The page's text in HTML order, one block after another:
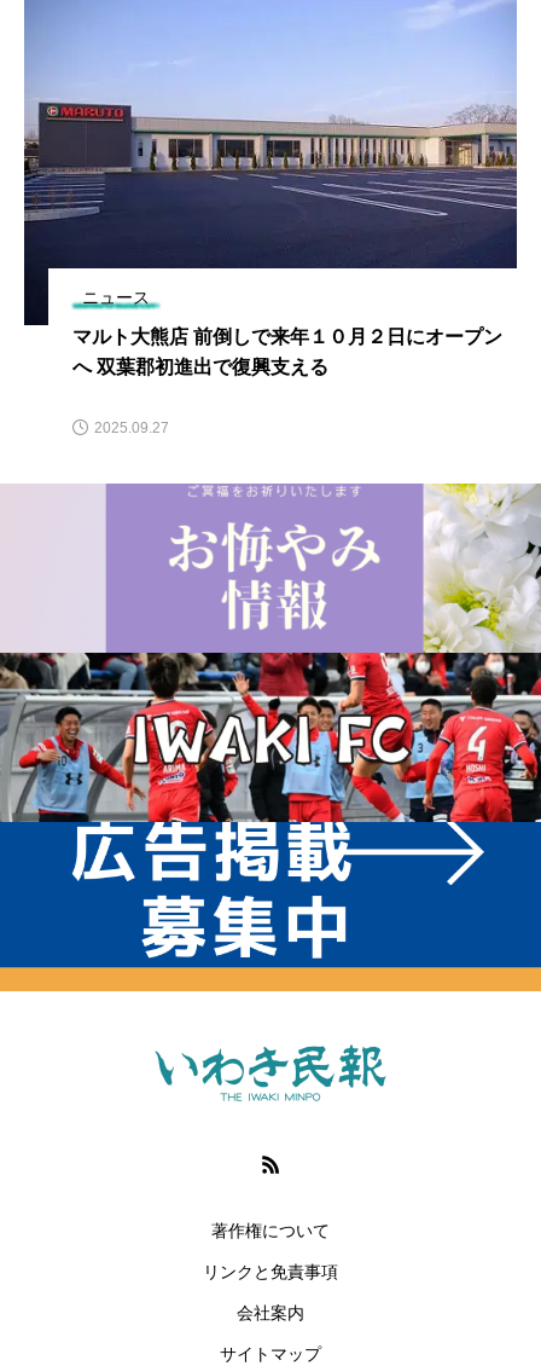
ニュース
マルト大熊店 前倒しで来年１０月２日にオープン
へ 双葉郡初進出で復興支える
2025.09.27
著作権について
リンクと免責事項
会社案内
サイトマップ